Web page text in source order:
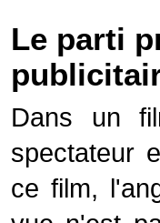
Le parti
Dans un
spectateur
ce film,